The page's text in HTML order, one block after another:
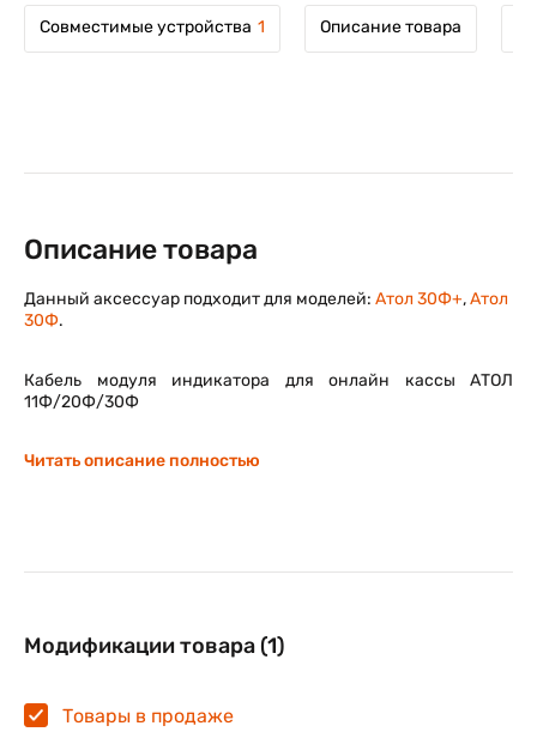
Совместимые устройства 1 Описание товара
Описание товара
Данный аксессуар подходит для моделей: Атол 30Ф+,Атол
30Ф.
Кабель модуля индикатора для онлайн кассы АТОЛ
11Ф/20Ф/30Ф
Читать описание полностью
Модификации товара (1)
Товары в продаже